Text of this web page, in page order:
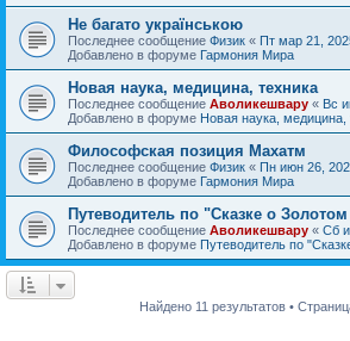
Не багато українською
Последнее сообщение Физик « Пт мар 21,
Добавлено в форуме Гармония Мира
Новая наука, медицина, техника
Последнее сообщение Аволикешвару « Вс
Добавлено в форуме Новая наука, медицина,
Философская позиция Махатм
Последнее сообщение Физик « Пн июн 26,
Добавлено в форуме Гармония Мира
Путеводитель по "Сказке о
Последнее сообщение Аволикешвару « Сб
Добавлено в форуме Путеводитель по
Найдено 11 результатов •